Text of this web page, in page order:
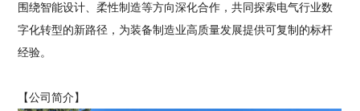
围绕智能设计、柔性制造等方向深化合作，共同探索电气行业数
字化转型的新路径，为装备制造业高质量发展提供可复制的标杆
经验。
【公司简介】